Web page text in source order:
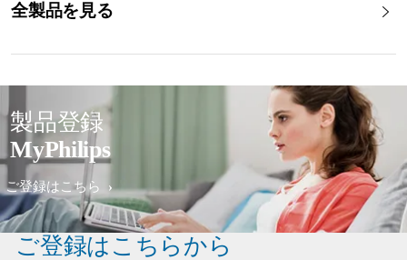
全製品を見る
製品登録
MyPhilips
ご登録はこちら
ご登録はこちらから